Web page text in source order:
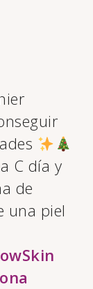
C día y
de
una piel